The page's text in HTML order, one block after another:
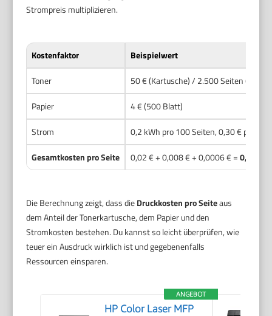
Strompreis multiplizieren.
Kostenfaktor
Beispielwert
Toner
50 € (Kartusche) / 2.500 Seiten
Papier
4 € (500 Blatt)
Strom
0,2 kWh pro 100 Seiten, 0,30 € pro
Gesamtkosten pro Seite
0,02 € + 0,008 € + 0,0006 € =0,0286
Die Berechnung zeigt, dass dieDruckkosten pro Seiteaus
dem Anteil der Tonerkartusche, dem Papier und den
Stromkosten bestehen. Du kannst so leicht überprüfen, wie
teuer ein Ausdruck wirklich ist und gegebenenfalls
Ressourcen einsparen.
ANGEBOT
HP Color Laser MFP